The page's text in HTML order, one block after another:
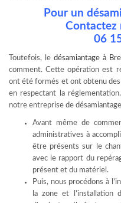
Pour un
Contactez
06
Toutefois, le désamiantage à
comment. Cette opération est
ont été formés et ont obtenu
en respectant la
notre entreprise de
Avant même de
administratives à
être présents sur le
avec le rapport du
présent et du matériel.
Puis, nous procédons à
la zone et l’installation